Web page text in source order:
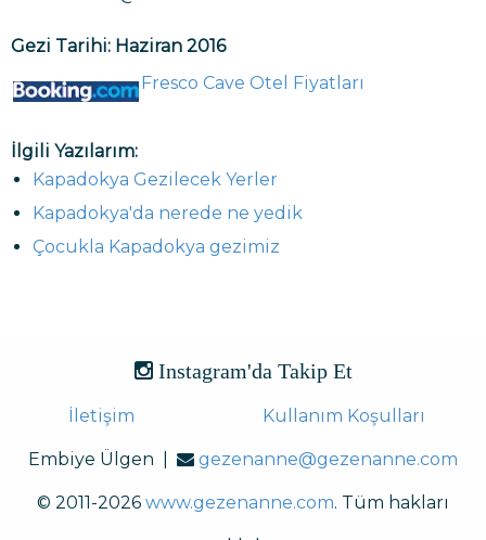
Gezi Tarihi: Haziran 2016
Fresco Cave Otel Fiyatları
İlgili Yazılarım:
Kapadokya Gezilecek Yerler
Kapadokya'da nerede ne yedik
Çocukla Kapadokya gezimiz
Instagram'da Takip Et
İletişim Kullanım Koşulları
Embiye Ülgen | gezenanne@gezenanne.com
© 2011-2026 www.gezenanne.com. Tüm hakları